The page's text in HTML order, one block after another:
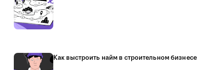
Как выстроить найм в строительном бизнесе